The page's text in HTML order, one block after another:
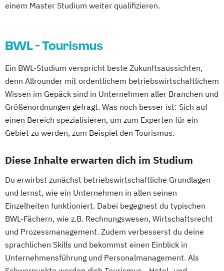
einem Master Studium weiter qualifizieren.
BWL - Tourismus
Ein BWL-Studium verspricht beste Zukunftsaussichten,
denn Allrounder mit ordentlichem betriebswirtschaftlichem
Wissen im Gepäck sind in Unternehmen aller Branchen und
Größenordnungen gefragt. Was noch besser ist: Sich auf
einen Bereich spezialisieren, um zum Experten für ein
Gebiet zu werden, zum Beispiel den Tourismus.
Diese Inhalte erwarten dich im Studium
Du erwirbst zunächst betriebswirtschaftliche Grundlagen
und lernst, wie ein Unternehmen in allen seinen
Einzelheiten funktioniert. Dabei begegnest du typischen
BWL-Fächern, wie z.B. Rechnungswesen, Wirtschaftsrecht
und Prozessmanagement. Zudem verbesserst du deine
sprachlichen Skills und bekommst einen Einblick in
Unternehmensführung und Personalmanagement. Als